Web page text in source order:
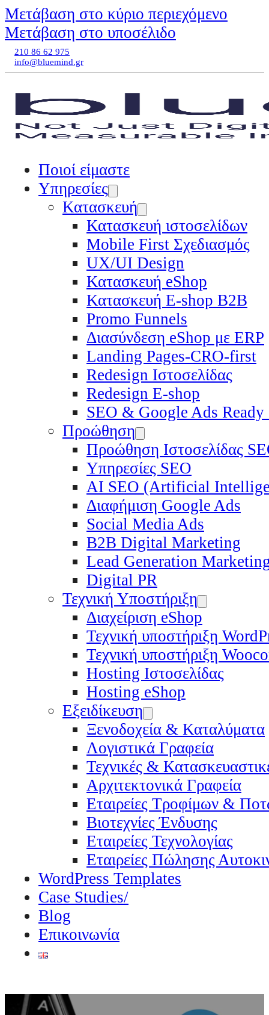
Μετάβαση στο κύριο περιεχόμενο
Μετάβαση στο υποσέλιδο
210 86 62 975
info@bluemind.gr
Ποιοί είμαστε
Υπηρεσίες
Κατασκευή
Κατασκευή ιστοσελίδων
Mobile First Σχεδιασμός
UX/UI Design
Κατασκευή eShop
Κατασκευή E-shop B2B
Promo Funnels
Διασύνδεση eShop με ERP
Landing Pages-CRO-first
Redesign Ιστοσελίδας
Redesign E-shop
SEO & Google Ads Ready
Προώθηση
Προώθηση Ιστοσελίδας
Υπηρεσίες SEO
ΑΙ SEO (Artificial
Διαφήμιση Google Ads
Social Media Ads
B2B Digital Marketing
Lead Generation
Digital PR
Τεχνική Υποστήριξη
Διαχείριση eShop
Τεχνική υποστήριξη
Τεχνική υποστήριξη
Hosting Ιστοσελίδας
Hosting eShop
Εξειδίκευση
Ξενοδοχεία & Καταλύματα
Λογιστικά Γραφεία
Τεχνικές &
Αρχιτεκτονικά Γραφεία
Εταιρείες Τροφίμων &
Βιοτεχνίες Ένδυσης
Εταιρείες Τεχνολογίας
Εταιρείες Πώλησης
WordPress Templates
Case Studies/
Blog
Επικοινωνία